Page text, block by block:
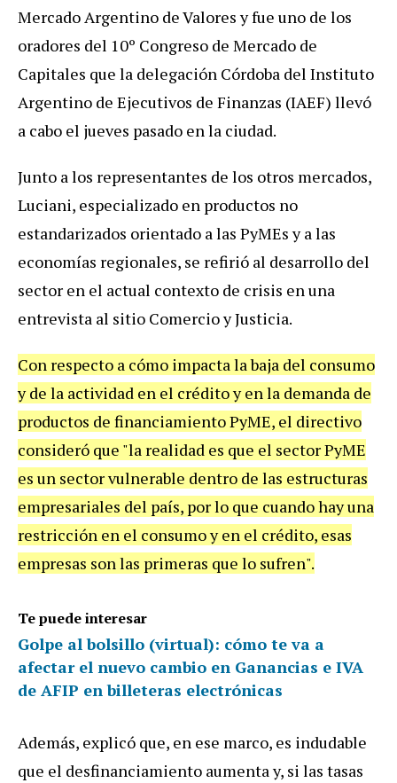
Mercado Argentino de Valores y fue uno de los
oradores del 10º Congreso de Mercado de
Capitales que la delegación Córdoba del Instituto
Argentino de Ejecutivos de Finanzas (IAEF) llevó
a cabo el jueves pasado en la ciudad.
Junto a los representantes de los otros mercados,
Luciani, especializado en productos no
estandarizados orientado a las PyMEs y a las
economías regionales, se refirió al desarrollo del
sector en el actual contexto de crisis en una
entrevista al sitio Comercio y Justicia.
Con respecto a cómo impacta la baja del consumo
y de la actividad en el crédito y en la demanda de
productos de financiamiento PyME, el directivo
consideró que "la realidad es que el sector PyME
es un sector vulnerable dentro de las estructuras
empresariales del país, por lo que cuando hay una
restricción en el consumo y en el crédito, esas
empresas son las primeras que lo sufren".
Te puede interesar
Golpe al bolsillo (virtual): cómo te va a
afectar el nuevo cambio en Ganancias e IVA
de AFIP en billeteras electrónicas
Además, explicó que, en ese marco, es indudable
que el desfinanciamiento aumenta y, si las tasas